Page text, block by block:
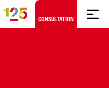
Skip to content
CONSULTATION